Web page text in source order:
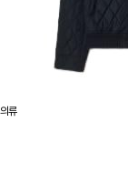
의류